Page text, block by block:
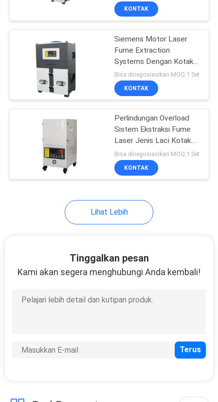
Mesin Penandaan
Laser UV
mesin laser welding
Mesin Pemotongan
Perhiasan
KONTAK
Siemens Motor Laser
Fume Extraction
Systems Dengan Kotak
Pengumpul Debu Ganda
Bisa dinegosiasikan MOQ:1 Set
KONTAK
Perlindungan Overload
Sistem Ekstraksi Fume
Laser Jenis Laci Kotak
Koleksi Debu
Bisa dinegosiasikan MOQ:1 Set
KONTAK
Lihat Lebih
Tinggalkan pesan
Kami akan segera menghubungi Anda kembali!